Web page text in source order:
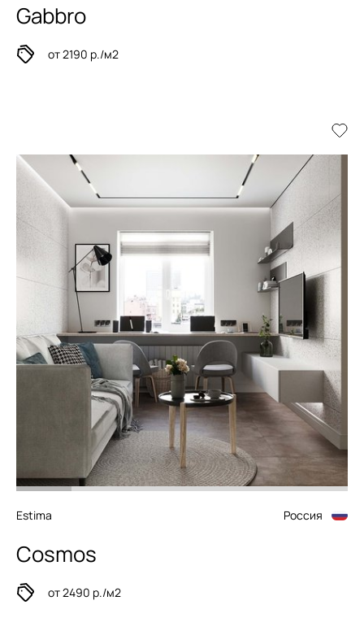
Gabbro
от 2190 р./м2
Estima Россия
Cosmos
от 2490 р./м2